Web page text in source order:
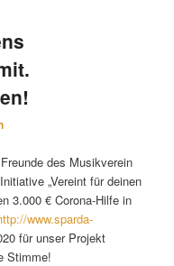
des Musikverein
„Vereint für deinen
3.000 € Corona-Hilfe in
www.sparda-
für unser Projekt
Stimme!